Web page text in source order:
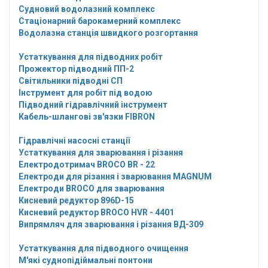
Судновий водолазний комплекс
Стаціонарний барокамерний комплекс
Водолазна станція швидкого розгортання
Устаткування для підводних робіт
Прожектор підводний ПП-2
Світильники підводні СП
Інструмент для робіт під водою
Підводний гідравлічний інструмент
Кабель-шлангові зв'язки FIBRON
Гідравлічні насосні станції
Устаткування для зварювання і різання
Електродотримач BROCO BR - 22
Електроди для різання і зварювання MAGNUM
Електроди BROCO для зварювання
Кисневий редуктор 896D-15
Кисневий редуктор BROCO HVR - 4401
Випрямляч для зварювання і різання ВД-309
Устаткування для підводного очищення
М'які суднопідіймальні понтони